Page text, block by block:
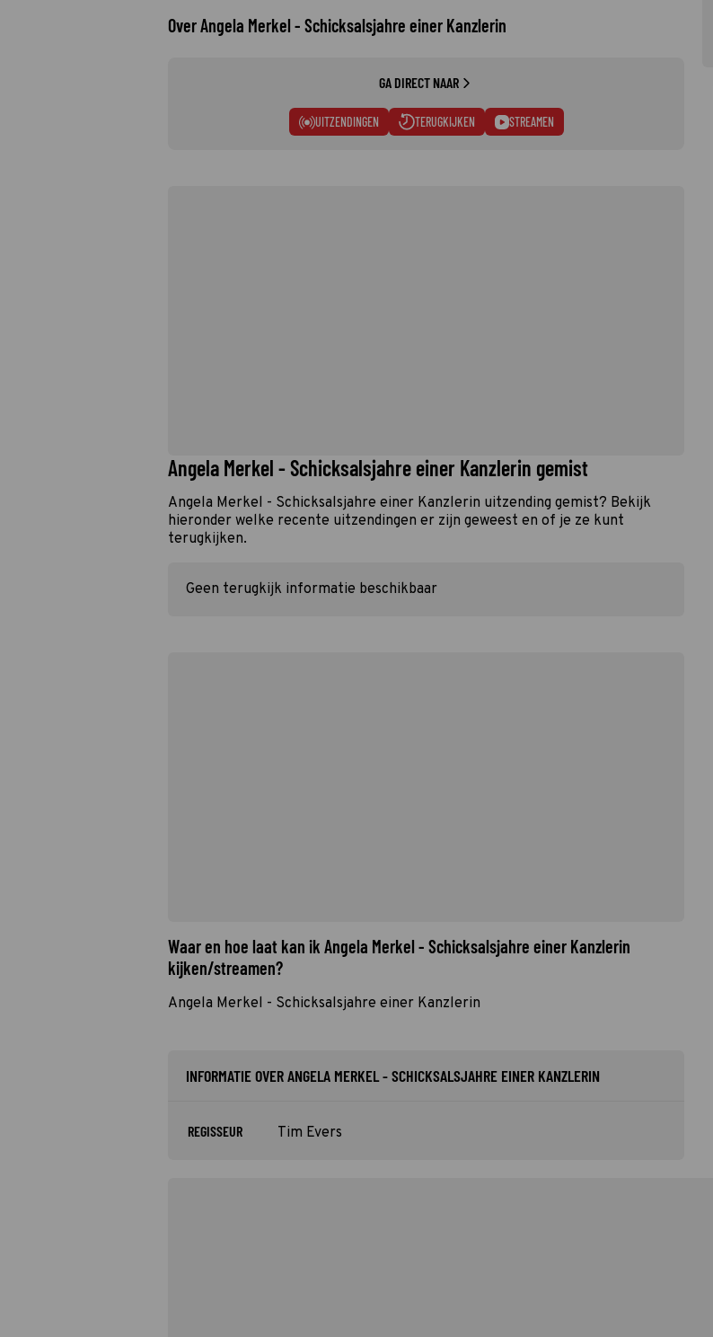
Over Angela Merkel - Schicksalsjahre einer Kanzlerin
GA DIRECT NAAR
UITZENDINGEN TERUGKIJKEN STREAMEN
Angela Merkel - Schicksalsjahre einer Kanzlerin gemist
Angela Merkel - Schicksalsjahre einer Kanzlerin uitzending gemist? Bekijk
hieronder welke recente uitzendingen er zijn geweest en of je ze kunt
terugkijken.
Geen terugkijk informatie beschikbaar
Waar en hoe laat kan ik Angela Merkel - Schicksalsjahre einer Kanzlerin
kijken/streamen?
Angela Merkel - Schicksalsjahre einer Kanzlerin
INFORMATIE OVER ANGELA MERKEL - SCHICKSALSJAHRE EINER KANZLERIN
REGISSEUR Tim Evers